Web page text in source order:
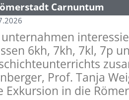
Carnuntum
unternahmen
6kh, 7kh, 7kl, 7p
Prof. Tanja
Exkursion in die